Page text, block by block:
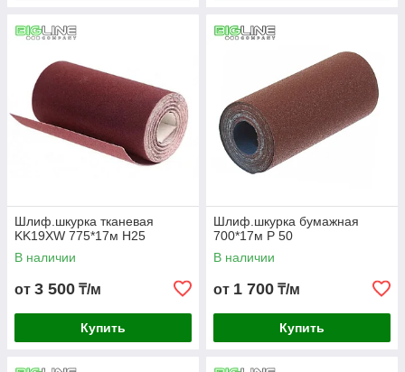
Шлиф.шкурка тканевая
KK19XW 775*17м H25
В наличии
от 3 500 ₸/м
Купить
Шлиф.шкурка бумажная
700*17м Р 50
В наличии
от 1 700 ₸/м
Купить